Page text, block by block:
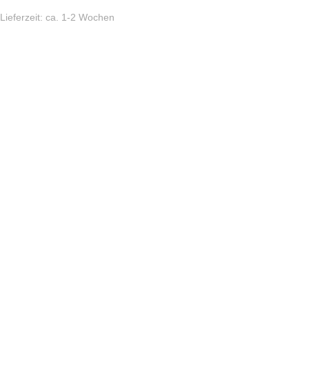
Lieferzeit: ca. 1-2 Wochen